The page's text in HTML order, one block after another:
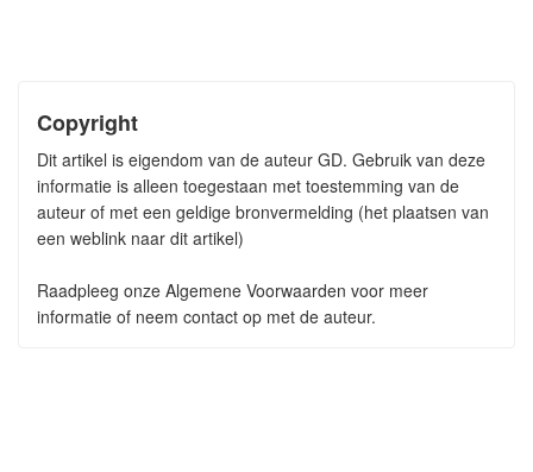
Copyright
Dit artikel is eigendom van de auteur GD. Gebruik van deze
informatie is alleen toegestaan met toestemming van de
auteur of met een geldige bronvermelding (het plaatsen van
een weblink naar dit artikel)
Raadpleeg onze Algemene Voorwaarden voor meer
informatie of neem contact op met de auteur.